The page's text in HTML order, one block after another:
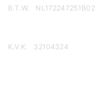
B.T.W. NL172247251B02
K.V.K. 32104324